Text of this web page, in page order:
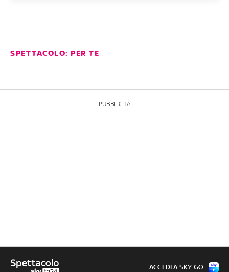
SPETTACOLO: PER TE
PUBBLICITÀ
ACCEDI A SKY GO